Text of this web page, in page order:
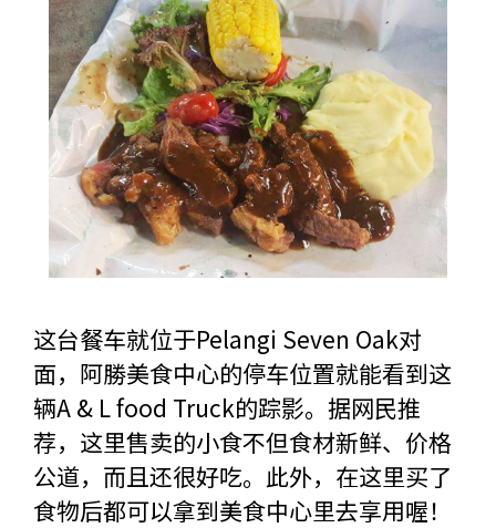
这台餐车就位于Pelangi Seven Oak对
面，阿勝美食中心的停车位置就能看到这
辆A & L food Truck的踪影。据网民推
荐，这里售卖的小食不但食材新鲜、价格
公道，而且还很好吃。此外，在这里买了
食物后都可以拿到美食中心里去享用喔！